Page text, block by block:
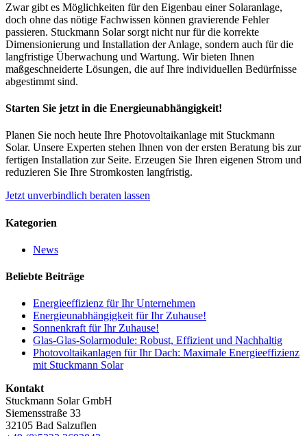
Zwar gibt es Möglichkeiten für den Eigenbau einer Solaranlage,
doch ohne das nötige Fachwissen können gravierende Fehler
passieren. Stuckmann Solar sorgt nicht nur für die korrekte
Dimensionierung und Installation der Anlage, sondern auch für die
langfristige Überwachung und Wartung. Wir bieten Ihnen
maßgeschneiderte Lösungen, die auf Ihre individuellen Bedürfnisse
abgestimmt sind.
Starten Sie jetzt in die Energieunabhängigkeit!
Planen Sie noch heute Ihre Photovoltaikanlage mit Stuckmann
Solar. Unsere Experten stehen Ihnen von der ersten Beratung bis zur
fertigen Installation zur Seite. Erzeugen Sie Ihren eigenen Strom und
reduzieren Sie Ihre Stromkosten langfristig.
Jetzt unverbindlich beraten lassen
Kategorien
News
Beliebte Beiträge
Energieeffizienz für Ihr Unternehmen
Energieunabhängigkeit für Ihr Zuhause!
Sonnenkraft für Ihr Zuhause!
Glas-Glas-Solarmodule: Robust, Effizient und Nachhaltig
Photovoltaikanlagen für Ihr Dach: Maximale Energieeffizienz
mit Stuckmann Solar
Kontakt
Stuckmann Solar GmbH
Siemensstraße 33
32105 Bad Salzuflen